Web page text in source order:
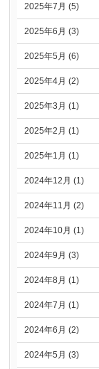
2025年7月 (5)
2025年6月 (3)
2025年5月 (6)
2025年4月 (2)
2025年3月 (1)
2025年2月 (1)
2025年1月 (1)
2024年12月 (1)
2024年11月 (2)
2024年10月 (1)
2024年9月 (3)
2024年8月 (1)
2024年7月 (1)
2024年6月 (2)
2024年5月 (3)